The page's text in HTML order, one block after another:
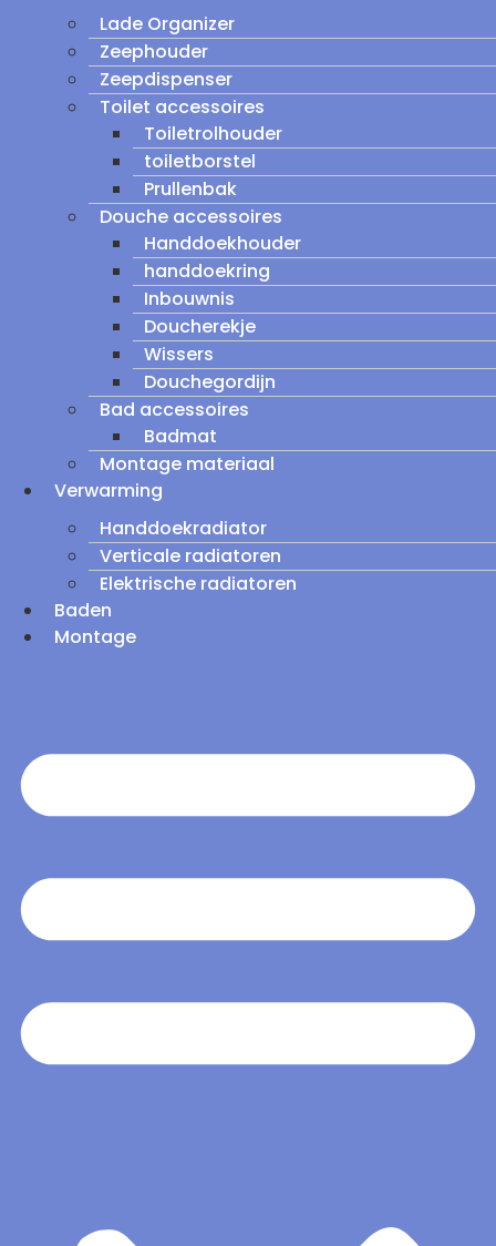
Lade Organizer
Zeephouder
Zeepdispenser
Toilet accessoires
Toiletrolhouder
toiletborstel
Prullenbak
Douche accessoires
Handdoekhouder
handdoekring
Inbouwnis
Doucherekje
Wissers
Douchegordijn
Bad accessoires
Badmat
Montage materiaal
Verwarming
Handdoekradiator
Verticale radiatoren
Elektrische radiatoren
Baden
Montage